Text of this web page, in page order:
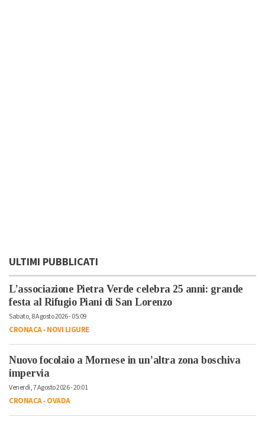
ULTIMI PUBBLICATI
L’associazione Pietra Verde celebra 25 anni: grande
festa al Rifugio Piani di San Lorenzo
Sabato, 8 Agosto 2026 - 05:09
CRONACA-NOVI LIGURE
Nuovo focolaio a Mornese in un’altra zona boschiva
impervia
Venerdì, 7 Agosto 2026 - 20:01
CRONACA-OVADA